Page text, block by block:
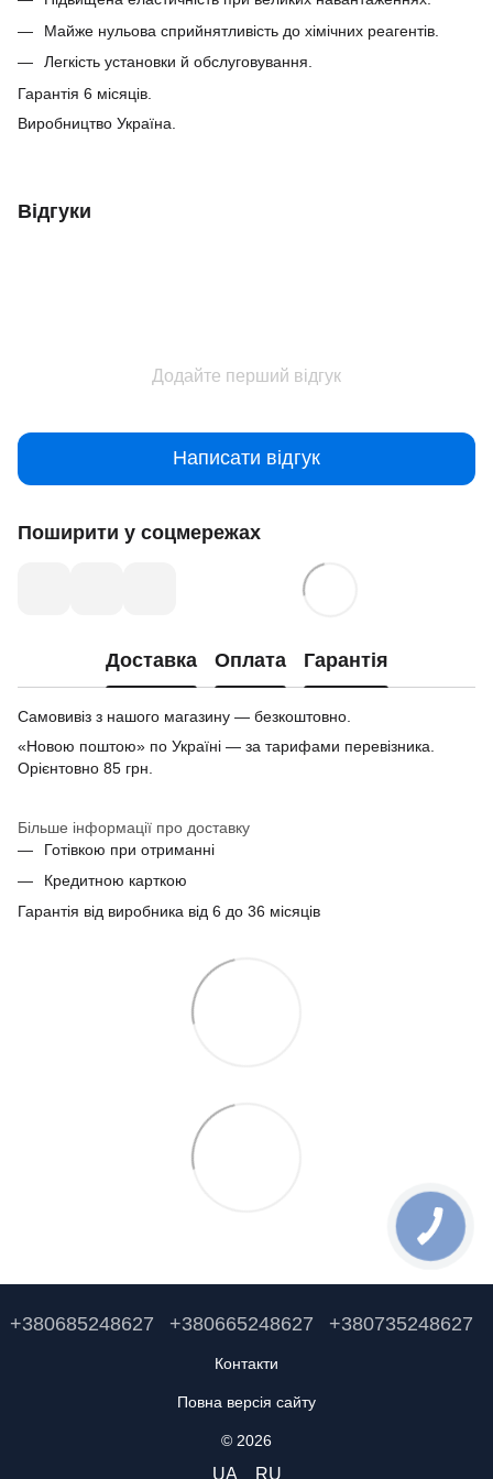
Майже нульова сприйнятливість до хімічних реагентів.
Легкість установки й обслуговування.
Гарантія 6 місяців.
Виробництво Україна.
Відгуки
Додайте перший відгук
Написати відгук
Поширити у соцмережах
Доставка Оплата Гарантія
Самовивіз з нашого магазину — безкоштовно.
«Новою поштою» по Україні — за тарифами перевізника.
Орієнтовно 85 грн.
Більше інформації про доставку
Готівкою при отриманні
Кредитною карткою
Гарантія від виробника від 6 до 36 місяців
+380685248627 +380665248627 +380735248627
Контакти
Повна версія сайту
© 2026
UA RU